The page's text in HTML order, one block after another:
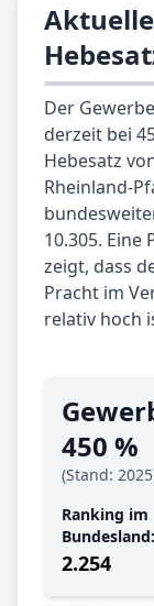
Der
derzeit bei
Hebesatz
Rheinland-
10.305.
zeigt, dass
Pracht im
relativ hoch
450 %
(Stand:
Ranking im
Bundesland:
2.254